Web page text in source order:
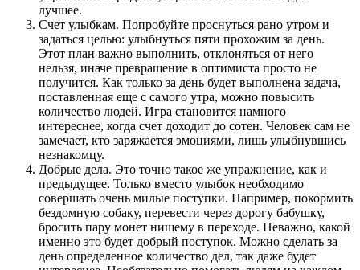
лучшее.
Счет улыбкам. Попробуйте проснуться рано утром и
задаться целью: улыбнуться пяти прохожим за день.
Этот план важно выполнить, отклоняться от него
нельзя, иначе превращение в оптимиста просто не
получится. Как только за день будет выполнена задача,
поставленная еще с самого утра, можно повысить
количество людей. Игра становится намного
интереснее, когда счет доходит до сотен. Человек сам не
замечает, кто заряжается эмоциями, лишь улыбнувшись
незнакомцу.
Добрые дела. Это точно такое же упражнение, как и
предыдущее. Только вместо улыбок необходимо
совершать очень милые поступки. Например, покормить
бездомную собаку, перевести через дорогу бабушку,
бросить пару монет нищему в переходе. Неважно, какой
именно это будет добрый поступок. Можно сделать за
день определенное количество дел, так даже будет